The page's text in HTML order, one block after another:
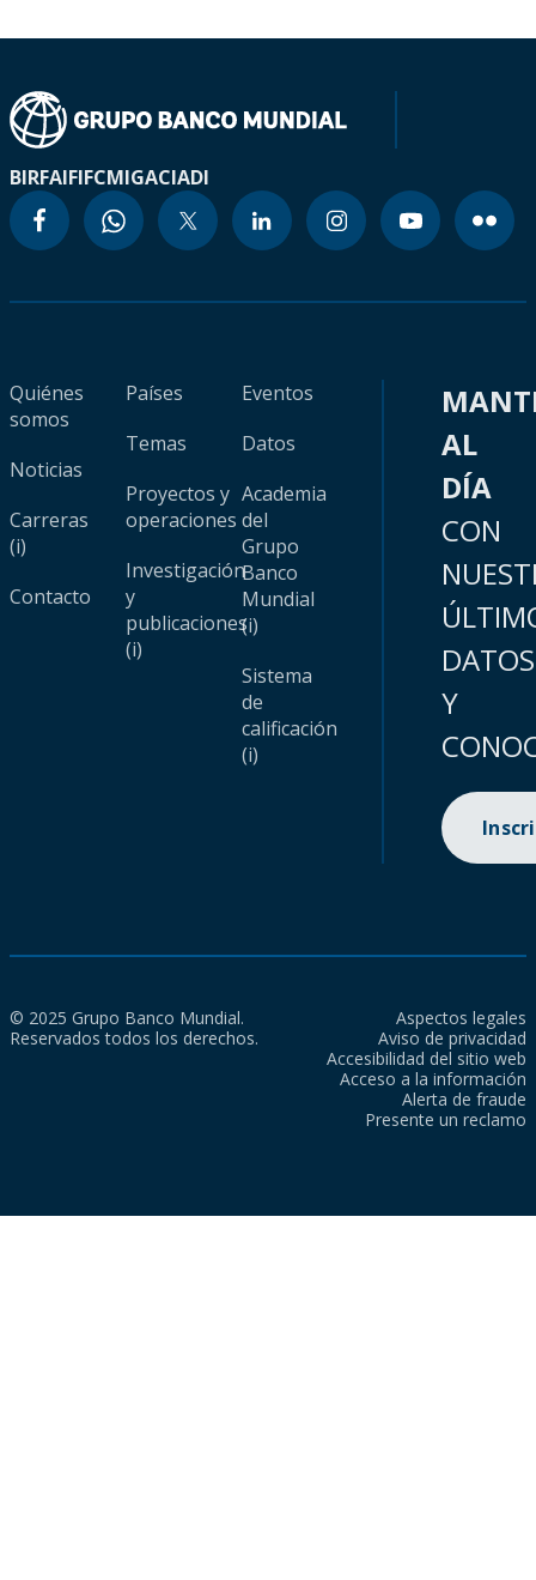
BIRFAIFIFCMIGACIADI
Quiénes
somos
Noticias
Carreras
(i)
Contacto
Países
Temas
Proyectos y
operaciones
Investigación
y
publicaciones
(i)
Eventos
Datos
Academia
del
Grupo
Banco
Mundial
(i)
Sistema
de
calificación
(i)
AL
DÍA
CON
DATOS
Y
© 2025 Grupo Banco Mundial.
Reservados todos los derechos.
Aspectos legales
Aviso de privacidad
Accesibilidad del sitio web
Acceso a la información
Alerta de fraude
Presente un reclamo